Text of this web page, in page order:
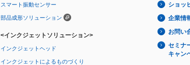
スマート振動センサー
部品成形ソリューション
<インクジェットソリューション>
インクジェットヘッド
インクジェットによるものづくり
ショッ
企業情
お問い
セミナ
キャン